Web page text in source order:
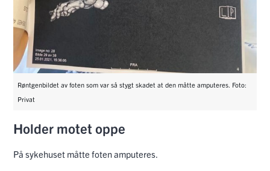
Røntgenbildet av foten som var så stygt skadet at den måtte amputeres. Foto:
Privat
Holder motet oppe
På sykehuset måtte foten amputeres.